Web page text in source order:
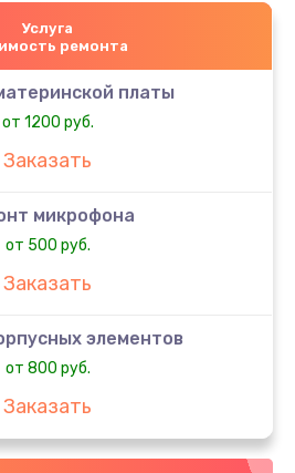
Услуга
ремонта
платы
от 1200 руб.
Заказать
микрофона
от 500 руб.
Заказать
элементов
от 800 руб.
Заказать
сим-лотка